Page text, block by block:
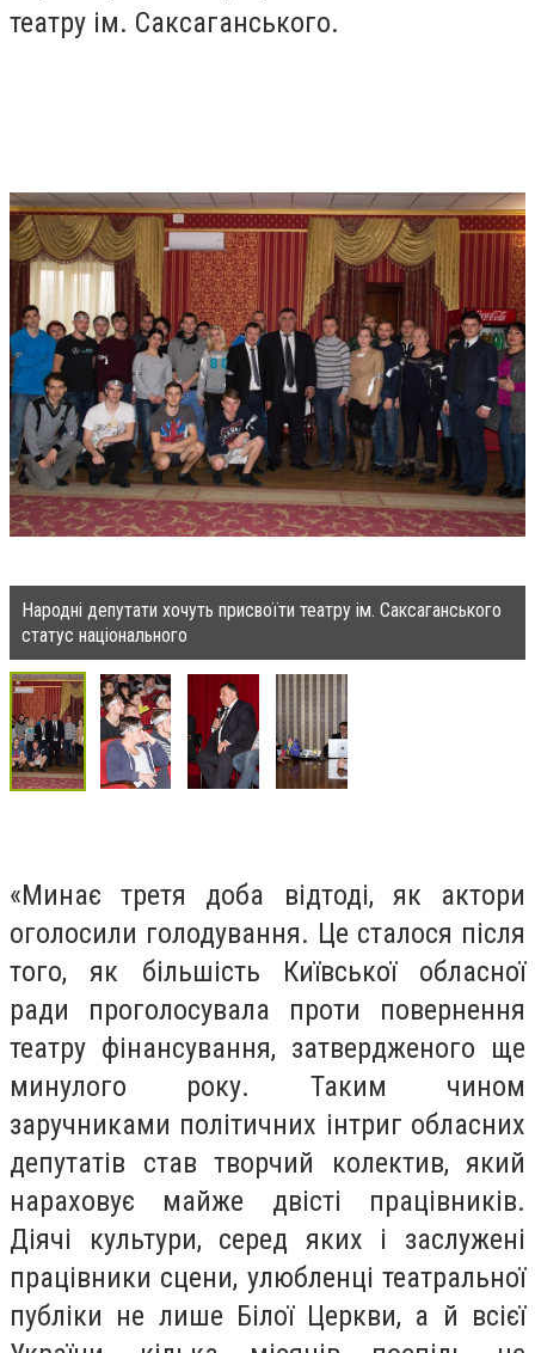
театру ім. Саксаганського.
Народні депутати хочуть присвоїти театру ім. Саксаганського
статус національного
«Минає третя доба відтоді, як актори
оголосили голодування. Це сталося після
того, як більшість Київської обласної
ради проголосувала проти повернення
театру фінансування, затвердженого ще
минулого року. Таким чином
заручниками політичних інтриг обласних
депутатів став творчий колектив, який
нараховує майже двісті працівників.
Діячі культури, серед яких і заслужені
працівники сцени, улюбленці театральної
публіки не лише Білої Церкви, а й всієї